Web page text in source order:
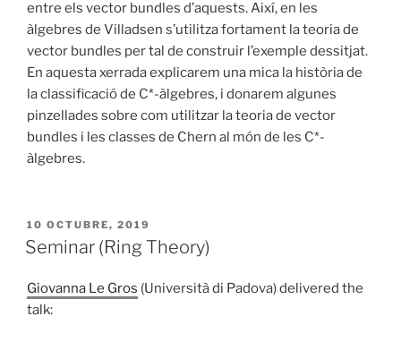
entre els vector bundles d’aquests. Així, en les
àlgebres de Villadsen s’utilitza fortament la teoria de
vector bundles per tal de construir l’exemple dessitjat.
En aquesta xerrada explicarem una mica la història de
la classificació de C*-àlgebres, i donarem algunes
pinzellades sobre com utilitzar la teoria de vector
bundles i les classes de Chern al món de les C*-
àlgebres.
PUBLICAT
A
10 OCTUBRE, 2019
Seminar (Ring Theory)
Giovanna Le Gros (Università di Padova) delivered the
talk: